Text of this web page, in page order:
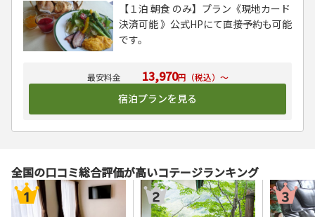
13,970円（税込）～
宿泊プランを見る
【１泊 朝食 のみ】プラン《現地カード
決済可能 》公式HPにて直接予約も可能
です。
全国の口コミ総合評価が高いコテージランキング